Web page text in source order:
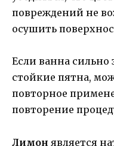
повреждений не
осушить
Если ванна сильно
стойкие пятна,
повторное
повторение
Лимон является